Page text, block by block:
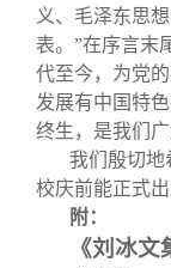
义、毛泽东思
表。”在序言末
代至今，为党
发展有中国特
终生，是我们
我们殷切地
校庆前能正式出
附：
《刘冰